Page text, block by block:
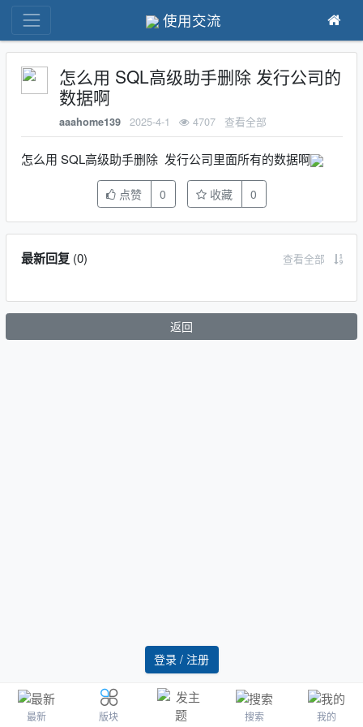
最新 版块 搜索 我的
登录 / 注册
使用交流
怎么用 SQL高级助手删除 发行公司的
数据啊
aaahome139 2025-4-1 4707 查看全部
怎么用 SQL高级助手删除 发行公司里面所有的数据啊
点赞 0 收藏 0
最新回复(0) 查看全部
返回